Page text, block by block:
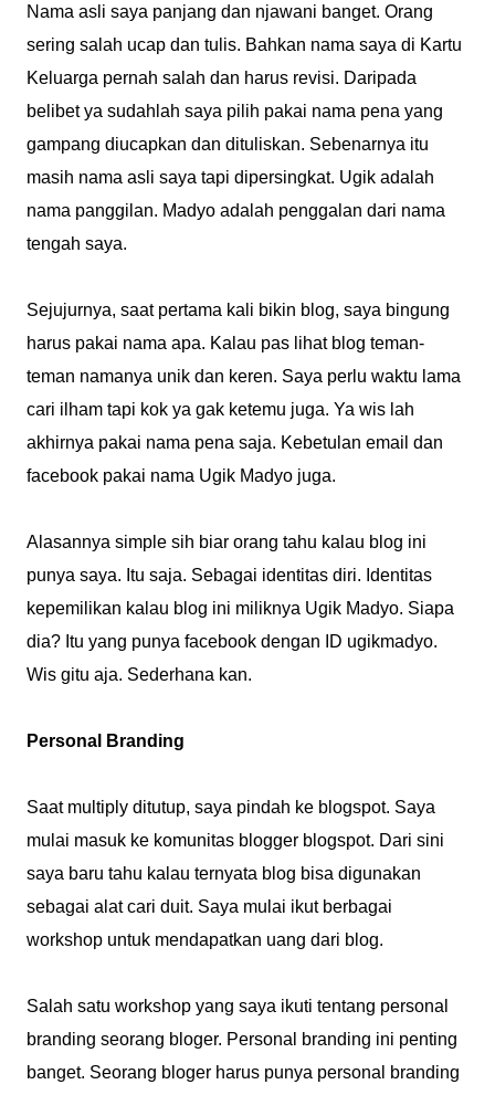
Nama asli saya panjang dan njawani banget. Orang
sering salah ucap dan tulis. Bahkan nama saya di Kartu
Keluarga pernah salah dan harus revisi. Daripada
belibet ya sudahlah saya pilih pakai nama pena yang
gampang diucapkan dan dituliskan. Sebenarnya itu
masih nama asli saya tapi dipersingkat. Ugik adalah
nama panggilan. Madyo adalah penggalan dari nama
tengah saya.
Sejujurnya, saat pertama kali bikin blog, saya bingung
harus pakai nama apa. Kalau pas lihat blog teman-
teman namanya unik dan keren. Saya perlu waktu lama
cari ilham tapi kok ya gak ketemu juga. Ya wis lah
akhirnya pakai nama pena saja. Kebetulan email dan
facebook pakai nama Ugik Madyo juga.
Alasannya simple sih biar orang tahu kalau blog ini
punya saya. Itu saja. Sebagai identitas diri. Identitas
kepemilikan kalau blog ini miliknya Ugik Madyo. Siapa
dia? Itu yang punya facebook dengan ID ugikmadyo.
Wis gitu aja. Sederhana kan.
Personal Branding
Saat multiply ditutup, saya pindah ke blogspot. Saya
mulai masuk ke komunitas blogger blogspot. Dari sini
saya baru tahu kalau ternyata blog bisa digunakan
sebagai alat cari duit. Saya mulai ikut berbagai
workshop untuk mendapatkan uang dari blog.
Salah satu workshop yang saya ikuti tentang personal
branding seorang bloger. Personal branding ini penting
banget. Seorang bloger harus punya personal branding